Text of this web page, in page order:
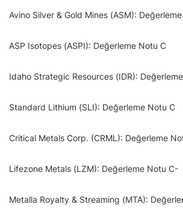
Avino Silver & Gold Mines (ASM):
ASP Isotopes (ASPI): Değerleme Notu C
Idaho Strategic Resources (IDR):
Standard Lithium (SLI): Değerleme Notu C
Critical Metals Corp. (CRML): Değerleme
Lifezone Metals (LZM): Değerleme Notu C-
Metalla Royalty & Streaming (MTA):